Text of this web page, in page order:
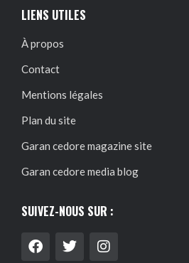
LIENS UTILES
À propos
Contact
Mentions légales
Plan du site
Garan cedore magazine site
Garan cedore media blog
SUIVEZ-NOUS SUR :